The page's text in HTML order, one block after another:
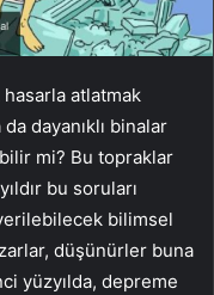
atlatmak
dayanıklı binalar
mi? Bu topraklar
bu soruları
bilimsel
düşünürler buna
yüzyılda, depreme